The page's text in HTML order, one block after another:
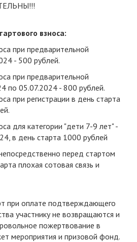
взноса:
при предварительной
- 500 рублей.
при предварительной
по 05.07.2024 - 800 рублей.
при регистрации в день старта
для категории "дети 7-9 лет" -
в день старта 1000 рублей
перед стартом
плохая сотовая связь и
при оплате подтверждающего
участнику не возвращаются и
пожертвование в
мероприятия и призовой фонд.